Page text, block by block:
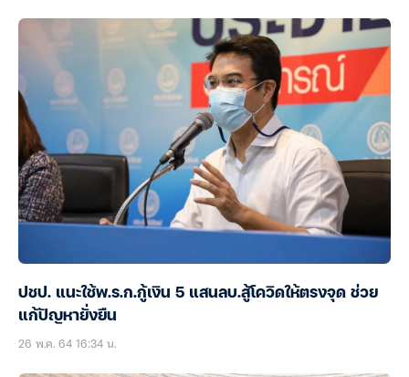
ปชป. แนะใช้พ.ร.ก.กู้เงิน 5 แสนลบ.สู้โควิดให้ตรงจุด ช่วย
แก้ปัญหายั่งยืน
26 พ.ค. 64 16:34 น.